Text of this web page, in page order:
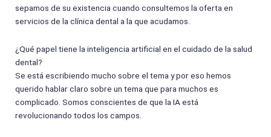
sepamos de su existencia cuando consultemos la oferta en
servicios de la clínica dental a la que acudamos.
¿Qué papel tiene la inteligencia artificial en el cuidado de la salud
dental?
Se está escribiendo mucho sobre el tema y por eso hemos
querido hablar claro sobre un tema que para muchos es
complicado. Somos conscientes de que la IA está
revolucionando todos los campos.